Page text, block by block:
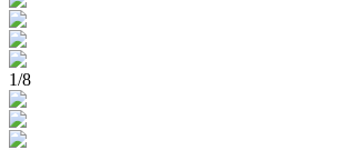
1/8